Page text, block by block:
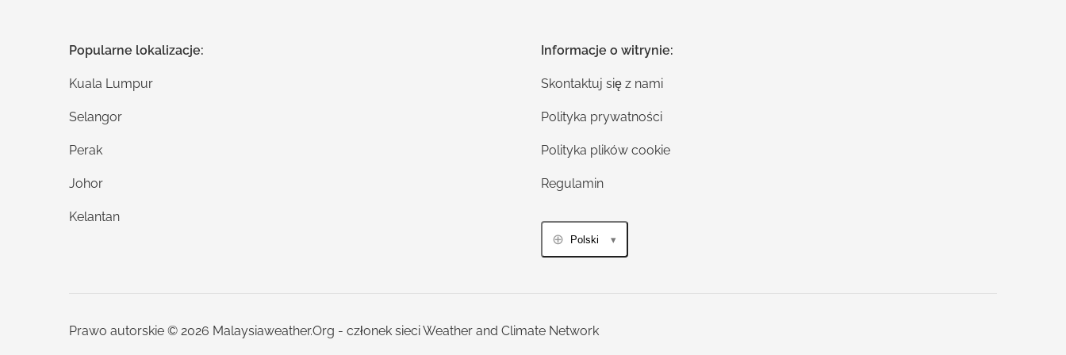
Popularne lokalizacje:
Kuala Lumpur
Selangor
Perak
Johor
Kelantan
Informacje o witrynie:
Skontaktuj się z nami
Polityka prywatności
Polityka plików cookie
Regulamin
Polski
Prawo autorskie © 2026 Malaysiaweather.Org - członek sieci Weather and Climate Network